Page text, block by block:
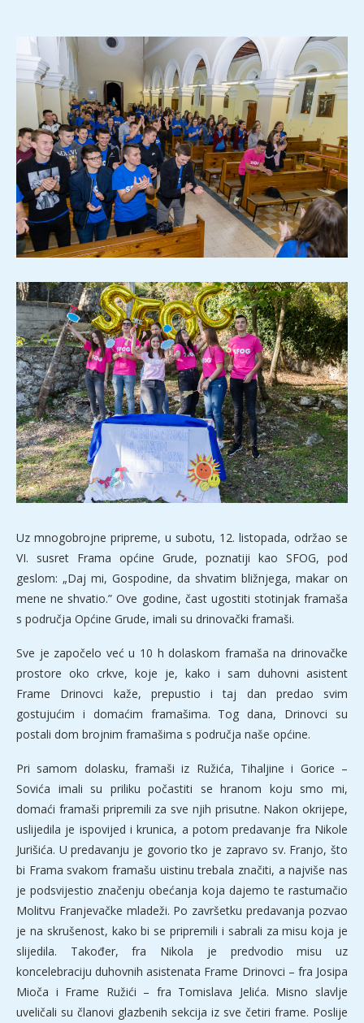
Uz mnogobrojne pripreme, u subotu, 12. listopada, održao se
VI. susret Frama općine Grude, poznatiji kao SFOG, pod
geslom: „Daj mi, Gospodine, da shvatim bližnjega, makar on
mene ne shvatio.” Ove godine, čast ugostiti stotinjak framaša
s područja Općine Grude, imali su drinovački framaši.
Sve je započelo već u 10 h dolaskom framaša na drinovačke
prostore oko crkve, koje je, kako i sam duhovni asistent
Frame Drinovci kaže, prepustio i taj dan predao svim
gostujućim i domaćim framašima. Tog dana, Drinovci su
postali dom brojnim framašima s područja naše općine.
Pri samom dolasku, framaši iz Ružića, Tihaljine i Gorice –
Sovića imali su priliku počastiti se hranom koju smo mi,
domaći framaši pripremili za sve njih prisutne. Nakon okrijepe,
uslijedila je ispovijed i krunica, a potom predavanje fra Nikole
Jurišića. U predavanju je govorio tko je zapravo sv. Franjo, što
bi Frama svakom framašu uistinu trebala značiti, a najviše nas
je podsvijestio značenju obećanja koja dajemo te rastumačio
Molitvu Franjevačke mladeži. Po završetku predavanja pozvao
je na skrušenost, kako bi se pripremili i sabrali za misu koja je
slijedila. Također, fra Nikola je predvodio misu uz
koncelebraciju duhovnih asistenata Frame Drinovci – fra Josipa
Mioča i Frame Ružići – fra Tomislava Jelića. Misno slavlje
uveličali su članovi glazbenih sekcija iz sve četiri frame. Poslije